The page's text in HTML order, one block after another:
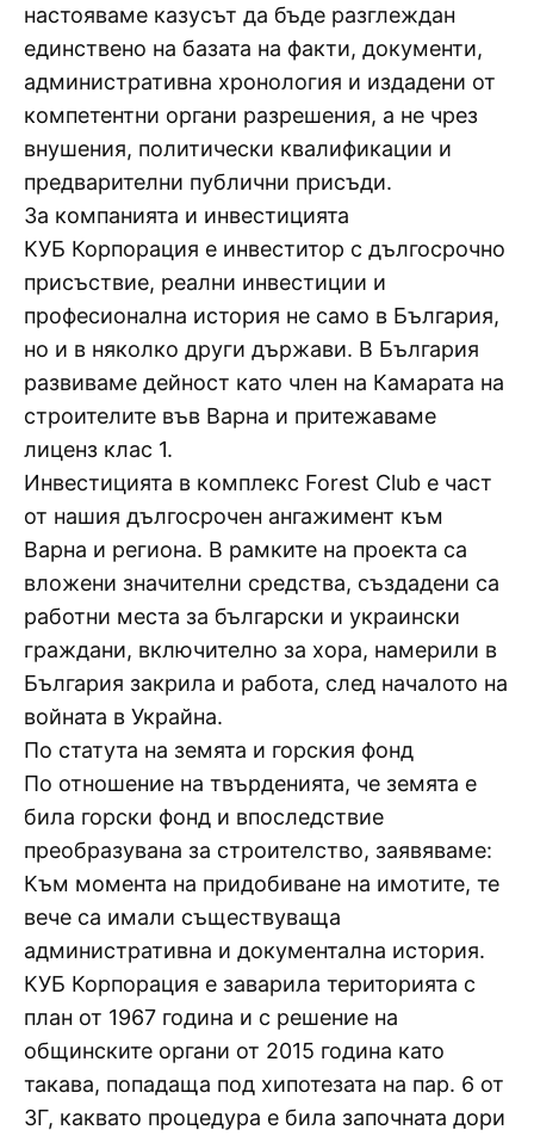
настояваме казусът да бъде разглеждан
единствено на базата на факти, документи,
административна хронология и издадени от
компетентни органи разрешения, а не чрез
внушения, политически квалификации и
предварителни публични присъди.
За компанията и инвестицията
КУБ Корпорация е инвеститор с дългосрочно
присъствие, реални инвестиции и
професионална история не само в България,
но и в няколко други държави. В България
развиваме дейност като член на Камарата на
строителите във Варна и притежаваме
лиценз клас 1.
Инвестицията в комплекс Forest Club е част
от нашия дългосрочен ангажимент към
Варна и региона. В рамките на проекта са
вложени значителни средства, създадени са
работни места за български и украински
граждани, включително за хора, намерили в
България закрила и работа, след началото на
войната в Украйна.
По статута на земята и горския фонд
По отношение на твърденията, че земята е
била горски фонд и впоследствие
преобразувана за строителство, заявяваме:
Към момента на придобиване на имотите, те
вече са имали съществуваща
административна и документална история.
КУБ Корпорация е заварила територията с
план от 1967 година и с решение на
общинските органи от 2015 година като
такава, попадаща под хипотезата на пар. 6 от
ЗГ, каквато процедура е била започната дори